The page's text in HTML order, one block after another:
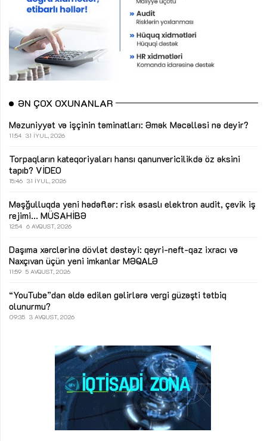
ƏN ÇOX OXUNANLAR
Məzuniyyət və işçinin təminatları: Əmək Məcəlləsi nə deyir?
11:54 31 İYUL, 2026
Torpaqların kateqoriyaları hansı qanunvericilikdə öz əksini
tapıb? VİDEO
15:46 31 İYUL, 2026
Məşğulluqda yeni hədəflər: risk əsaslı elektron audit, çevik iş
rejimi... MÜSAHİBƏ
12:54 6 AVQUST, 2026
Daşıma xərclərinə dövlət dəstəyi: qeyri-neft-qaz ixracı və
Naxçıvan üçün yeni imkanlar MƏQALƏ
11:59 5 AVQUST, 2026
“YouTube”dan əldə edilən gəlirlərə vergi güzəşti tətbiq
olunurmu?
09:35 3 AVQUST, 2026